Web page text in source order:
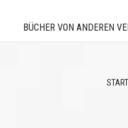
BÜCHER VON ANDEREN
START